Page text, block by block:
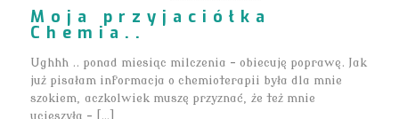
Moja przyjaciółka
Chemia..
Ughhh .. ponad miesiąc milczenia – obiecuję poprawę. Jak
już pisałam informacja o chemioterapii była dla mnie
szokiem, aczkolwiek muszę przyznać, że też mnie
ucieszyła – […]